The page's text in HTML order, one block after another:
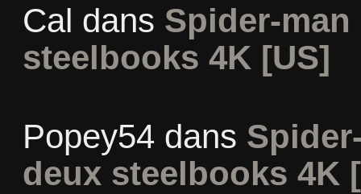
Cal dans Spider-
steelbooks 4K [US]
Popey54dans
deux steelbooks 4K